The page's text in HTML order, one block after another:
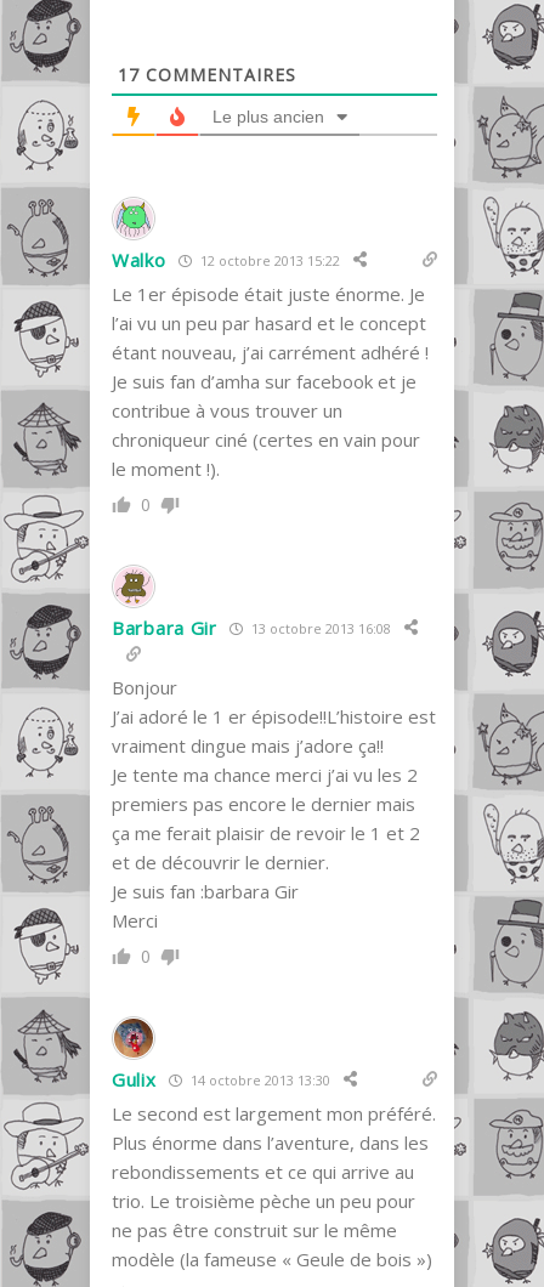
17 COMMENTAIRES
Le plus ancien
Walko 12 octobre 2013 15:22
Le 1er épisode était juste énorme. Je
l’ai vu un peu par hasard et le concept
étant nouveau, j’ai carrément adhéré !
Je suis fan d’amha sur facebook et je
contribue à vous trouver un
chroniqueur ciné (certes en vain pour
le moment !).
0
Barbara Gir 13 octobre 2013 16:08
Bonjour
J’ai adoré le 1 er épisode!!L’histoire est
vraiment dingue mais j’adore ça!!
Je tente ma chance merci j’ai vu les 2
premiers pas encore le dernier mais
ça me ferait plaisir de revoir le 1 et 2
et de découvrir le dernier.
Je suis fan :barbara Gir
Merci
0
Gulix 14 octobre 2013 13:30
Le second est largement mon préféré.
Plus énorme dans l’aventure, dans les
rebondissements et ce qui arrive au
trio. Le troisième pèche un peu pour
ne pas être construit sur le même
modèle (la fameuse « Geule de bois »)